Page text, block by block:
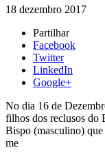
18 dezembro 2017
Partilhar
Facebook
Twitter
LinkedIn
Google+
No dia 16 de
filhos dos reclusos do
Bispo (masculino)
me